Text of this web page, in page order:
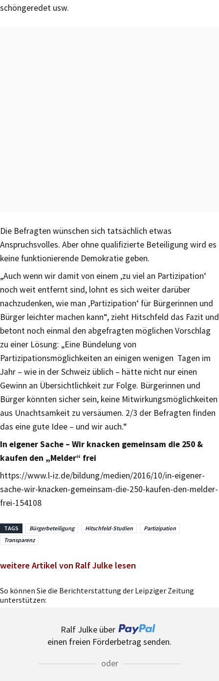
schöngeredet usw.
Die Befragten wünschen sich tatsächlich etwas
Anspruchsvolles. Aber ohne qualifizierte Beteiligung wird es
keine funktionierende Demokratie geben.
„Auch wenn wir damit von einem ‚zu viel an Partizipation‘
noch weit entfernt sind, lohnt es sich weiter darüber
nachzudenken, wie man ‚Partizipation‘ für Bürgerinnen und
Bürger leichter machen kann“, zieht Hitschfeld das Fazit und
betont noch einmal den abgefragten möglichen Vorschlag
zu einer Lösung: „Eine Bündelung von
Partizipationsmöglichkeiten an einigen wenigen Tagen im
Jahr – wie in der Schweiz üblich – hätte nicht nur einen
Gewinn an Übersichtlichkeit zur Folge. Bürgerinnen und
Bürger könnten sicher sein, keine Mitwirkungsmöglichkeiten
aus Unachtsamkeit zu versäumen. 2/3 der Befragten finden
das eine gute Idee – und wir auch.“
In eigener Sache – Wir knacken gemeinsam die 250 &
kaufen den „Melder“ frei
https://www.l-iz.de/bildung/medien/2016/10/in-eigener-
sache-wir-knacken-gemeinsam-die-250-kaufen-den-melder-
frei-154108
TAGS Bürgerbeteiligung Hitschfeld-Studien
Partizipation
Transparenz
weitere Artikel von Ralf Julke lesen
So können Sie die Berichterstattung der Leipziger Zeitung
unterstützen:
Ralf Julke über
einen freien Förderbetrag senden.
oder